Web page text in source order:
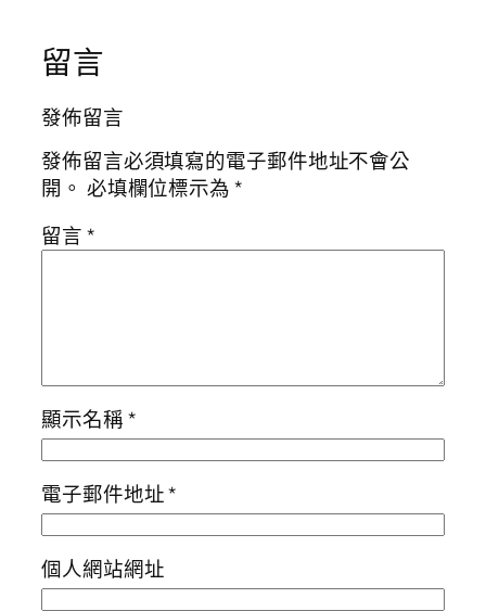
留言
發佈留言
發佈留言必須填寫的電子郵件地址不會公
開。 必填欄位標示為*
留言*
顯示名稱*
電子郵件地址*
個人網站網址